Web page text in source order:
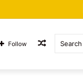
Korban Arogansi
Random
Follow